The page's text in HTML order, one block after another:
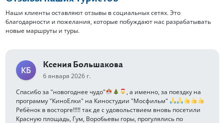
Наши клиенты оставляют отзывы в социальных сетях. Это
благодарности и пожелания, которые побуждают нас разрабатывать
новые маршруты и туры.
КБ
Ксения Большакова
6 января 2026 г.
Спасибо за "новогоднее чудо"
, а именно, за поездку на
программу "КиноЕлки" на Киностудии "Мосфильм"
Ребёнок в восторге!!!!! так де с удовольствием вновь посетили
Красную площадь, Гум, Воробьевы горы, прогулялись по